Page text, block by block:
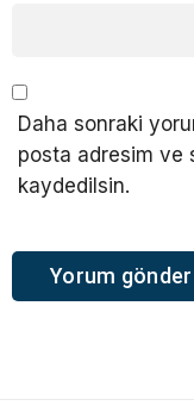
Daha sonraki
posta adresim ve
kaydedilsin.